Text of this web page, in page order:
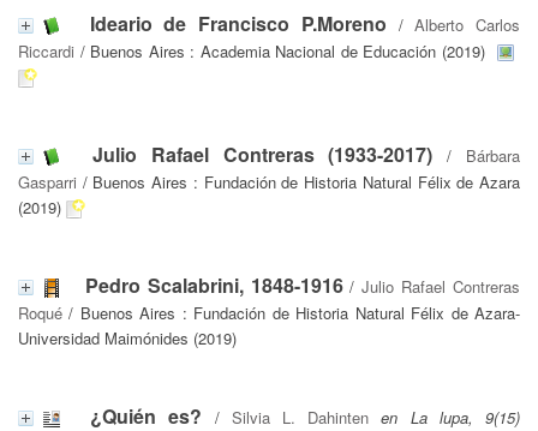
Ideario de Francisco P.Moreno /Alberto Carlos
Riccardi / Buenos Aires : Academia Nacional de Educación (2019)
Julio Rafael Contreras (1933-2017) / Bárbara
Gasparri / Buenos Aires : Fundación de Historia Natural Félix de Azara
(2019)
Pedro Scalabrini, 1848-1916/Julio Rafael Contreras
Roqué / Buenos Aires : Fundación de Historia Natural Félix de Azara-
Universidad Maimónides (2019)
¿Quién es? / Silvia L. Dahinten en La lupa, 9(15)